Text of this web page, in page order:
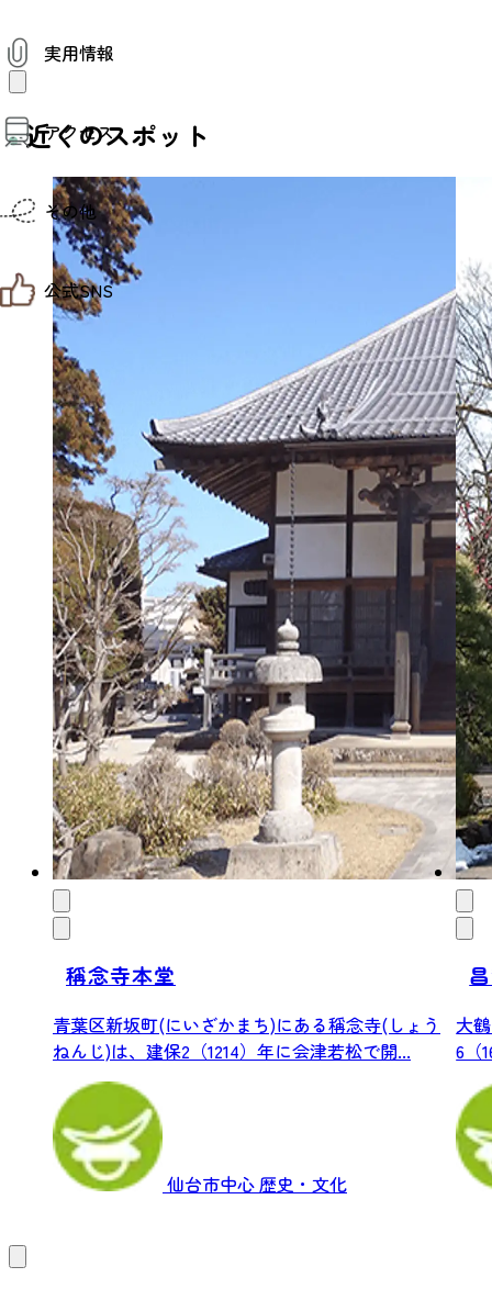
仙台観光マップ
体験事業者
実用情報
お役立ち情報
観光アプリ
仙台観光マップ
アクセス
仙台までの経路検索
市内の交通情報
お得なチケット
その他
お知らせ
お問い合わせ
教育旅行
観光マップ
せんだい旅日和とは
サイト利用規約
プライバシーポリシー
サイトマップ
仙臺写真館フォトギャラリー
公式SNS
せんだい旅日和 X
せんだい旅日和 Instagram
せんだい旅日和 Facebook
仙台旅先体験コレクション Facebook
仙台旅先体験コレクション Instagaram
近くのスポット
稱念寺本堂
青葉区新坂町(にいざかまち)にある稱念寺(しょう
ねんじ)は、建保2（1214）年に会津若松で開...
仙台市中心歴史・文化
大
6（